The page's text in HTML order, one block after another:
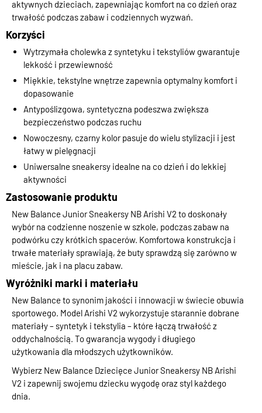
aktywnych dzieciach, zapewniając komfort na co dzień oraz
trwałość podczas zabaw i codziennych wyzwań.
Korzyści
Wytrzymała cholewka z syntetyku i tekstyliów gwarantuje
lekkość i przewiewność
Miękkie, tekstylne wnętrze zapewnia optymalny komfort i
dopasowanie
Antypoślizgowa, syntetyczna podeszwa zwiększa
bezpieczeństwo podczas ruchu
Nowoczesny, czarny kolor pasuje do wielu stylizacji i jest
łatwy w pielęgnacji
Uniwersalne sneakersy idealne na co dzień i do lekkiej
aktywności
Zastosowanie produktu
New Balance Junior Sneakersy NB Arishi V2 to doskonały
wybór na codzienne noszenie w szkole, podczas zabaw na
podwórku czy krótkich spacerów. Komfortowa konstrukcja i
trwałe materiały sprawiają, że buty sprawdzą się zarówno w
mieście, jak i na placu zabaw.
Wyróżniki marki i materiału
New Balance to synonim jakości i innowacji w świecie obuwia
sportowego. Model Arishi V2 wykorzystuje starannie dobrane
materiały – syntetyk i tekstylia – które łączą trwałość z
oddychalnością. To gwarancja wygody i długiego
użytkowania dla młodszych użytkowników.
Wybierz New Balance Dziecięce Junior Sneakersy NB Arishi
V2 i zapewnij swojemu dziecku wygodę oraz styl każdego
dnia.